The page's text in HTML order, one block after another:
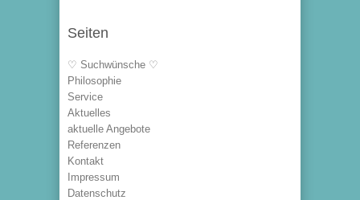
Seiten
♡ Suchwünsche ♡
Philosophie
Service
Aktuelles
aktuelle Angebote
Referenzen
Kontakt
Impressum
Datenschutz